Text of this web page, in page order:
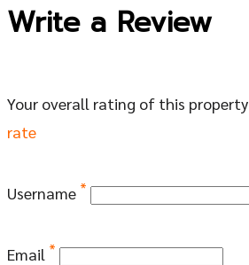
Write a Review
Your overall rating of this property
rate
Username *
Email *